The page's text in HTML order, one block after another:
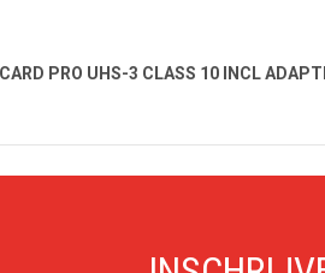
PRO UHS-3 CLASS 10 INCL